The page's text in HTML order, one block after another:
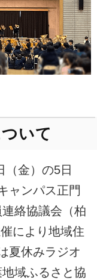
いて
（金）の5日
ャンパス正門
絡協議会（柏
により地域住
夏休みラジオ
域ふるさと協